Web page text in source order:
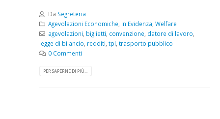
Da Segreteria
Agevolazioni Economiche In Evidenza Welfare
agevolazioni biglietti convenzione datore di lavoro
legge di bilancio redditi tpl trasporto pubblico
0 Commenti
PER SAPERNE DI PIÙ...
Elezioni per il rinnovo delle
rsu rls all’Italtractor: la Uilm
cresce e guarda al futuro
con determinazione
3° Congresso regionale
della Uilm Basilicata
16 Giugno 2022